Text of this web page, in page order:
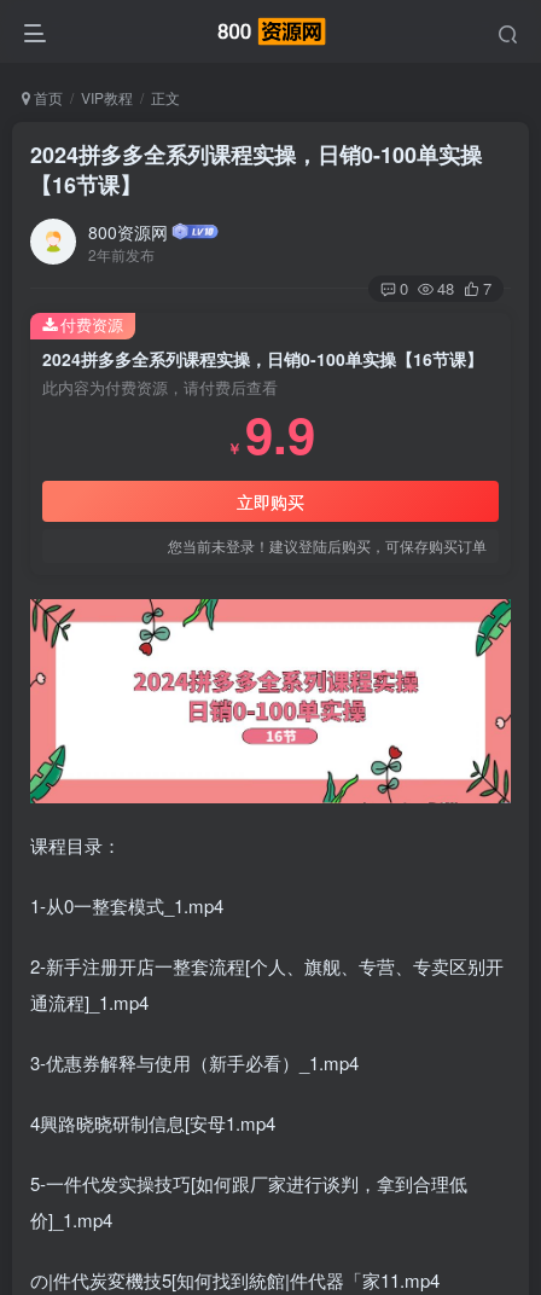
首页 VIP教程 正文
2024拼多多全系列课程实操，日销0-100单实操
【16节课】
800资源网
2年前发布
0 48 7
2024拼多多全系列课程实操，日销0-100单实操【16节课】
此内容为付费资源，请付费后查看
￥ 9.9
立即购买
您当前未登录！建议登陆后购买，可保存购买订单
付费资源
课程目录：
1-从0一整套模式_1.mp4
2-新手注册开店一整套流程[个人、旗舰、专营、专卖区别开
通流程]_1.mp4
3-优惠券解释与使用（新手必看）_1.mp4
4興路晓晓研制信息[安母1.mp4
5-一件代发实操技巧[如何跟厂家进行谈判，拿到合理低
价]_1.mp4
の|件代炭変機技5[知何找到統館|件代器「家11.mp4